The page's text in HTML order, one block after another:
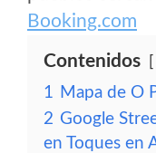
Booking.com
Contenidos
1 Mapa de O
2 Google
en Toques en